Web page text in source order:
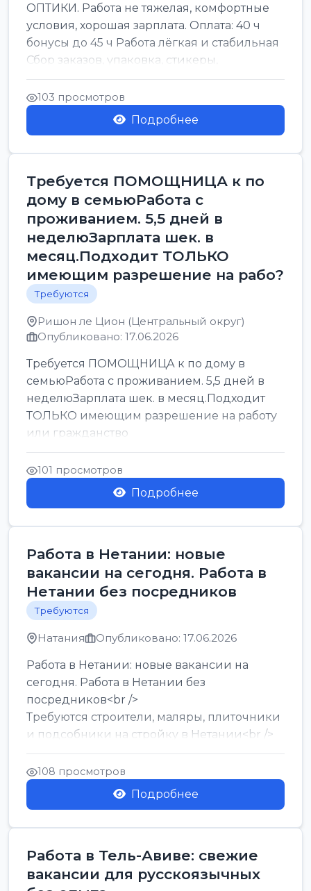
ОПТИКИ. Работа не тяжелая, комфортные
условия, хорошая зарплата. Оплата: 40 ч
бонусы до 45 ч Работа лёгкая и стабильная
Сбор заказов, упаковка, стикеры,
сортировка Воскре...
103 просмотров
Подробнее
Требуется ПОМОЩНИЦА к по
дому в семьюРабота с
проживанием. 5,5 дней в
неделюЗарплата шек. в
месяц.Подходит ТОЛЬКО
имеющим разрешение на рабо?
Требуются
Ришон ле Цион (Центральный округ)
Опубликовано: 17.06.2026
Требуется ПОМОЩНИЦА к по дому в
семьюРабота с проживанием. 5,5 дней в
неделюЗарплата шек. в месяц.Подходит
ТОЛЬКО имеющим разрешение на работу
или гражданство
101 просмотров
Подробнее
Работа в Нетании: новые
вакансии на сегодня. Работа в
Нетании без посредников
Требуются
Натания Опубликовано: 17.06.2026
Работа в Нетании: новые вакансии на
сегодня. Работа в Нетании без
посредников<br />
Требуются строители, маляры, плиточники
и подсобники на стройку в Нетании<br />
Срочно требуются горничные, уборщи...
108 просмотров
Подробнее
Работа в Тель-Авиве: свежие
вакансии для русскоязычных